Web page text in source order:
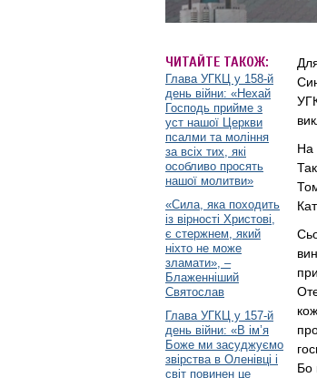
ЧИТАЙТЕ ТАКОЖ:
Глава УГКЦ у 158-й
день війни: «Нехай
Господь прийме з
уст нашої Церкви
псалми та моління
за всіх тих, які
особливо просять
нашої молитви»
«Сила, яка походить
із вірності Христові,
є стержнем, який
ніхто не може
зламати», –
Блаженніший
Святослав
Глава УГКЦ у 157-й
день війни: «В ім’я
Боже ми засуджуємо
звірства в Оленівці і
світ повинен це
На
Бо